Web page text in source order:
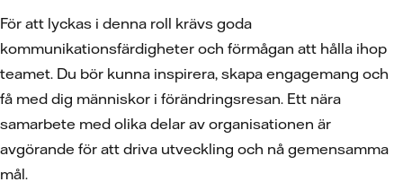
För att lyckas i denna roll krävs goda
kommunikationsfärdigheter och förmågan att hålla ihop
teamet. Du bör kunna inspirera, skapa engagemang och
få med dig människor i förändringsresan. Ett nära
samarbete med olika delar av organisationen är
avgörande för att driva utveckling och nå gemensamma
mål.